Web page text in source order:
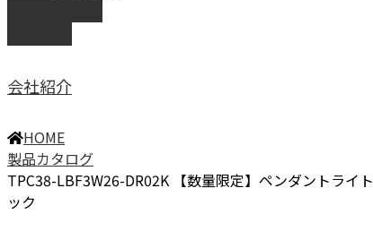
会社紹介
HOME
製品カタログ
TPC38-LBF3W26-DR02K 【数量限定】ペンダントライ
ック